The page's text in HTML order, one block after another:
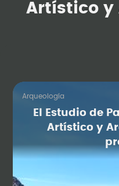
Artístico y
Arqueología
El Estudio de
Artístico y